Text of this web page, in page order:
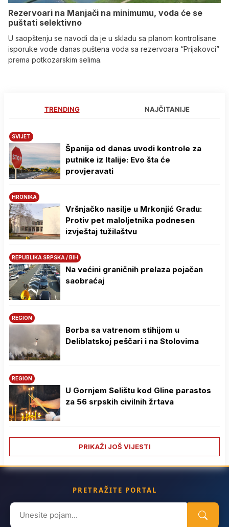
Rezervoari na Manjači na minimumu, voda će se
puštati selektivno
U saopštenju se navodi da je u skladu sa planom kontrolisane
isporuke vode danas puštena voda sa rezervoara “Prijakovci”
prema potkozarskim selima.
TRENDING NAJČITANIJE
SVIJET
Španija od danas uvodi kontrole za
putnike iz Italije: Evo šta će
provjeravati
HRONIKA
Vršnjačko nasilje u Mrkonjić Gradu:
Protiv pet maloljetnika podnesen
izvještaj tužilaštvu
REPUBLIKA SRPSKA / BIH
Na većini graničnih prelaza pojačan
saobraćaj
REGION
Borba sa vatrenom stihijom u
Deliblatskoj peščari i na Stolovima
REGION
U Gornjem Selištu kod Gline parastos
za 56 srpskih civilnih žrtava
PRIKAŽI JOŠ VIJESTI
PRETRAŽITE PORTAL
Search
for: